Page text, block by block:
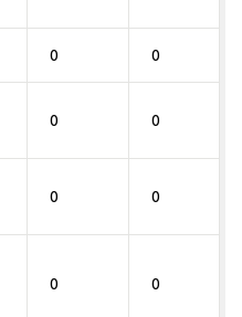
0 0
0 0
0 0
0 0